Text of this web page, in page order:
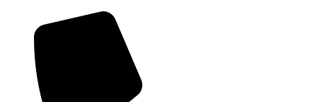
содержимому